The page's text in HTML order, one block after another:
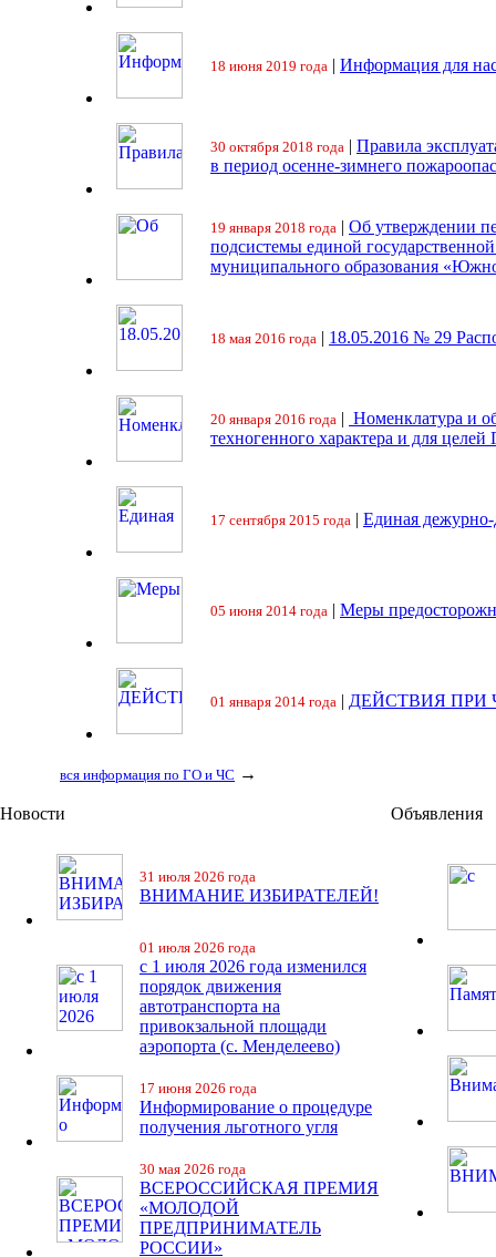
18 июня 2019 года | Информация для
30 октября 2018 года | Правила
в период осенне-зимнего
19 января 2018 года | Об утверждении
подсистемы единой
муниципального образования
18 мая 2016 года | 18.05.2016 № 29
20 января 2016 года | Номенклатура и
техногенного характера и для целей
17 сентября 2015 года | Единая
05 июня 2014 года | Меры
01 января 2014 года | ДЕЙСТВИЯ ПРИ
вся информация по ГО и ЧС →
Новости
31 июля 2026 года
ВНИМАНИЕ ИЗБИРАТЕЛЕЙ!
01 июля 2026 года
с 1 июля 2026 года изменился
порядок движения
автотранспорта на
привокзальной площади
аэропорта (с. Менделеево)
17 июня 2026 года
Информирование о процедуре
получения льготного угля
30 мая 2026 года
ВСЕРОССИЙСКАЯ ПРЕМИЯ
«МОЛОДОЙ
ПРЕДПРИНИМАТЕЛЬ
РОССИИ»
Объявления